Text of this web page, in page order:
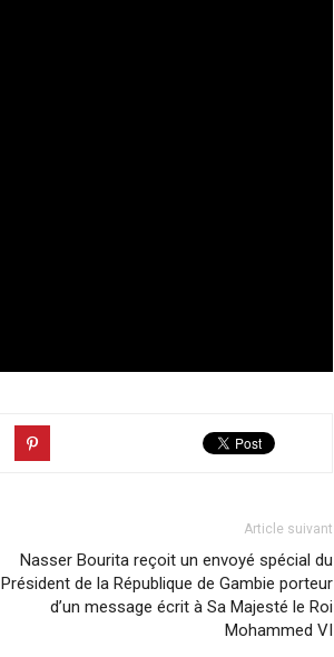
Article suivant
Nasser Bourita reçoit un envoyé spécial du
Président de la République de Gambie porteur
d’un message écrit à Sa Majesté le Roi
Mohammed VI